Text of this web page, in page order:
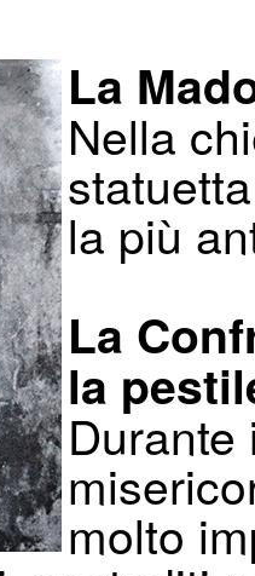
La
Nella
la più
La
la
molto